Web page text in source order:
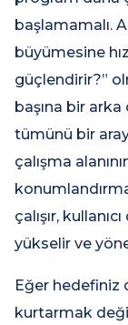
başlamamalı.
büyümesine
güçlendirir?”
başına bir arka
tümünü bir
çalışma
çalışır,
yükselir ve
Eğer hedefiniz
kurtarmak